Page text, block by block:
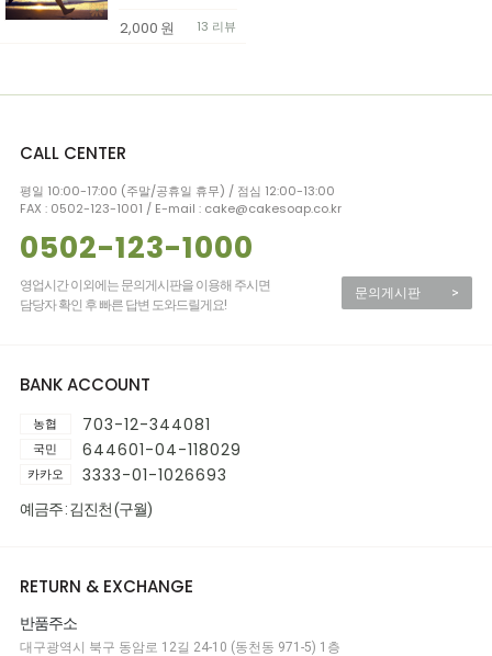
2,000 원 13 리뷰
CALL CENTER
평일 10:00-17:00 (주말/공휴일 휴무) / 점심 12:00-13:00
FAX : 0502-123-1001 / E-mail : cake@cakesoap.co.kr
0502-123-1000
영업시간 이외에는 문의게시판을 이용해 주시면
담당자 확인 후 빠른 답변 도와드릴게요!
문의게시판 >
BANK ACCOUNT
농협 703-12-344081
국민 644601-04-118029
카카오 3333-01-1026693
예금주 : 김진천 (구월)
RETURN & EXCHANGE
반품주소
대구광역시 북구 동암로 12길 24-10 (동천동 971-5) 1층